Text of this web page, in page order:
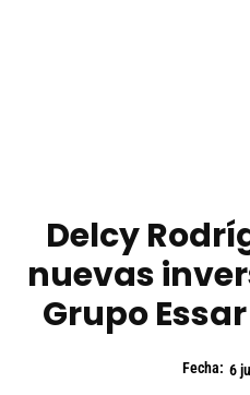
Delcy
nuevas
Grupo
Fecha: 6